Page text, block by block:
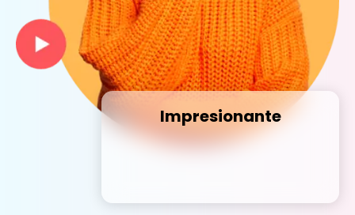
Impresionante